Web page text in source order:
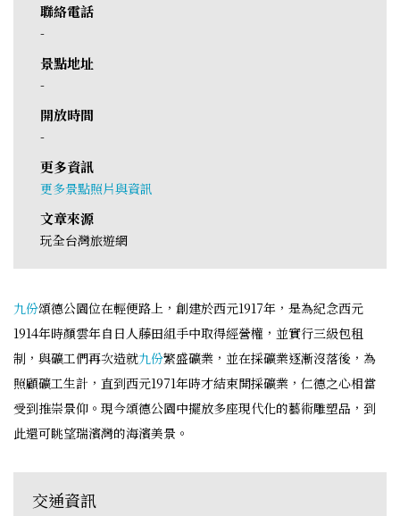
聯絡電話
-
景點地址
-
開放時間
-
更多資訊
更多景點照片與資訊
文章來源
玩全台灣旅遊網
九份頌德公園位在輕便路上，創建於西元1917年，是為紀念西元
1914年時顏雲年自日人藤田組手中取得經營權，並實行三級包租
制，與礦工們再次造就九份繁盛礦業，並在採礦業逐漸沒落後，為
照顧礦工生計，直到西元1971年時才結束開採礦業，仁德之心相當
受到推崇景仰。現今頌德公園中擺放多座現代化的藝術雕塑品，到
此還可眺望瑞濱灣的海濱美景。
交通資訊